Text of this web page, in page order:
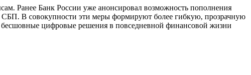
Ранее Банк России уже анонсировал возможность пополнения
В совокупности эти меры формируют более гибкую, прозрачную
бесшовные цифровые решения в повседневной финансовой жизни